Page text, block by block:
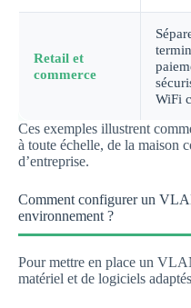
Retail et
commerce
WiFi
Ces exemples illustrent
à toute échelle, de la maison
d’entreprise.
Comment configurer un
environnement ?
Pour mettre en place un
matériel et de logiciels